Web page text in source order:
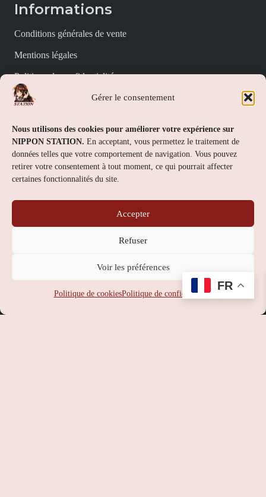
Gérer le consentement
Nous utilisons des cookies pour améliorer votre expérience sur
NIPPON STATION. En acceptant, vous permettez le traitement de
données telles que votre comportement de navigation. Vous pouvez
retirer votre consentement à tout moment, ce qui pourrait affecter
certaines fonctionnalités du site.
Accepter
Refuser
Voir les préférences
Politique de cookiesPolitique de confidentialité
Informations
Conditions générales de vente
Mentions légales
Politique de confidentialité
Politique de cookies (UE)
Nippon Station
À propos
Contact
service-client@nipponstation.fr
FR